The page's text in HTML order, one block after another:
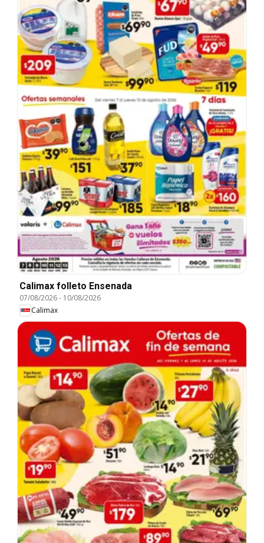
Calimax folleto Ensenada
07/08/2026- 10/08/2026
Calimax